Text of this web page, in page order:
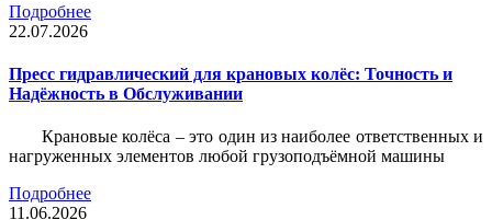
Подробнее
22.07.2026
Пресс гидравлический для крановых колёс: Точность и
Надёжность в Обслуживании
Крановые колёса – это один из наиболее ответственных и
нагруженных элементов любой грузоподъёмной машины
Подробнее
11.06.2026